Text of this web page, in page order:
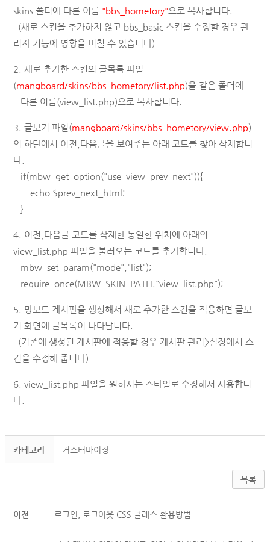
skins 폴더에 다른 이름 "bbs_hometory"으로 복사합니다.
(새로 스킨을 추가하지 않고 bbs_basic 스킨을 수정할 경우 관
리자 기능에 영향을 미칠 수 있습니다)
2. 새로 추가한 스킨의 글목록 파일
(mangboard/skins/bbs_hometory/list.php)을 같은 폴더에
다른 이름(view_ list.php)으로 복사합니다.
3. 글보기 파일(mangboard/skins/bbs_hometory/view.php)
의 하단에서 이전,다음글을 보여주는 아래 코드를 찾아 삭제합니
다.
if(mbw_get_option("use_view_prev_next")){
echo $prev_next_html;
}
4. 이전,다음글 코드를 삭제한 동일한 위치에 아래의
view_list.php 파일을 불러오는 코드를 추가합니다.
mbw_set_param("mode","list");
require_once(MBW_SKIN_PATH."view_list.php");
5. 망보드 게시판을 생성해서 새로 추가한 스킨을 적용하면 글보
기 화면에 글목록이 나타납니다.
(기존에 생성된 게시판에 적용할 경우 게시판 관리>설정에서 스
킨을 수정해 줍니다)
6. view_ list.php 파일을 원하시는 스타일로 수정해서 사용합니
다.
카테고리 커스터마이징
목록
이전 로그인, 로그아웃 CSS 클래스 활용방법